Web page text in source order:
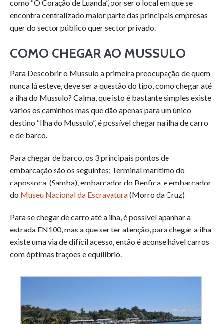
como “O Coração de Luanda”, por ser o local em que se
encontra centralizado maior parte das principais empresas
quer do sector público quer sector privado.
COMO CHEGAR AO MUSSULO
Para Descobrir o Mussulo a primeira preocupação de quem
nunca lá esteve, deve ser a questão do tipo, como chegar até
a ilha do Mussulo? Calma, que isto é bastante simples existe
vários os caminhos mas que dão apenas para um único
destino “Ilha do Mussulo”, é possível chegar na ilha de carro
e de barco.
Para chegar de barco, os 3 principais pontos de
embarcação são os seguintes; Terminal marítimo do
capossoca (Samba), embarcador do Benfica, e embarcador
do Museu Nacional da Escravatura(Morro da Cruz)
Para se chegar de carro até a ilha, é possível apanhar a
estrada EN100, mas a que ser ter atenção, para chegar a ilha
existe uma via de difícil acesso, então é aconselhável carros
com óptimas trações e equilíbrio.